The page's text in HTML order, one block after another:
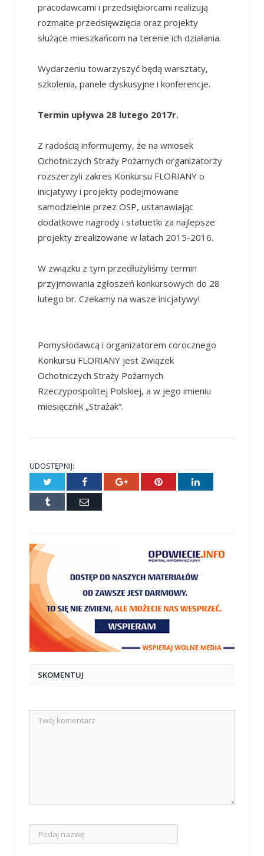
pracodawcami i przedsiębiorcami realizują
rozmaite przedsięwzięcia oraz projekty
służące mieszkańcom na terenie ich działania.
Wydarzeniu towarzyszyć będą warsztaty,
szkolenia, panele dyskusyjne i konferencje.
Termin upływa 28 lutego 2017r.
Z radością informujemy, że na wniosek
Ochotniczych Straży Pożarnych organizatorzy
rozszerzyli zakres Konkursu FLORIANY o
inicjatywy i projekty podejmowane
samodzielnie przez OSP, ustanawiając
dodatkowe nagrody i statuetki za najlepsze
projekty zrealizowane w latach 2015-2016.
W związku z tym przedłużyliśmy termin
przyjmowania zgłoszeń konkursowych do 28
lutego br. Czekamy na wasze inicjatywy!
Pomysłodawcą i organizatorem corocznego
Konkursu FLORIANY jest Związek
Ochotniczych Straży Pożarnych
Rzeczypospolitej Polskiej, a w jego imieniu
miesięcznik „Strażak”.
UDOSTĘPNIJ:
Twitter Facebook Google+ Pinterest LinkedIn
Tumblr
E-
SKOMENTUJ